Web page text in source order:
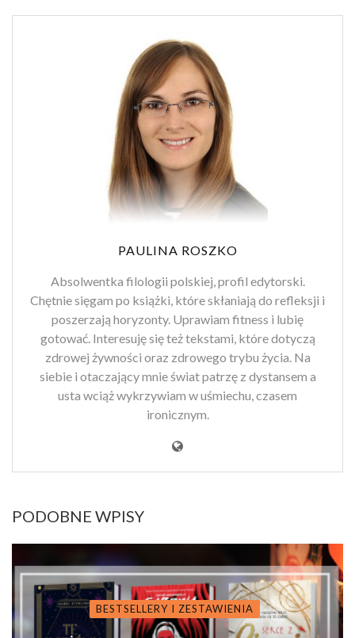
PAULINA ROSZKO
Absolwentka filologii polskiej, profil edytorski.
Chętnie sięgam po książki, które skłaniają do refleksji i
poszerzają horyzonty. Uprawiam fitness i lubię
gotować. Interesuję się też tekstami, które dotyczą
zdrowej żywności oraz zdrowego trybu życia. Na
siebie i otaczający mnie świat patrzę z dystansem a
usta wciąż wykrzywiam w uśmiechu, czasem
ironicznym.
PODOBNE WPISY
BESTSELLERY I ZESTAWIENIA